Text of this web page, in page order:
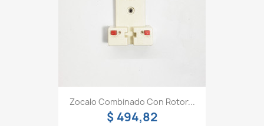
Zocalo Combinado Con Rotor...
$ 494,82